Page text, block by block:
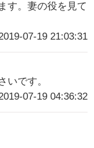
す。妻の役を見て
07-19 21:03:31
いです。
07-19 04:36:32